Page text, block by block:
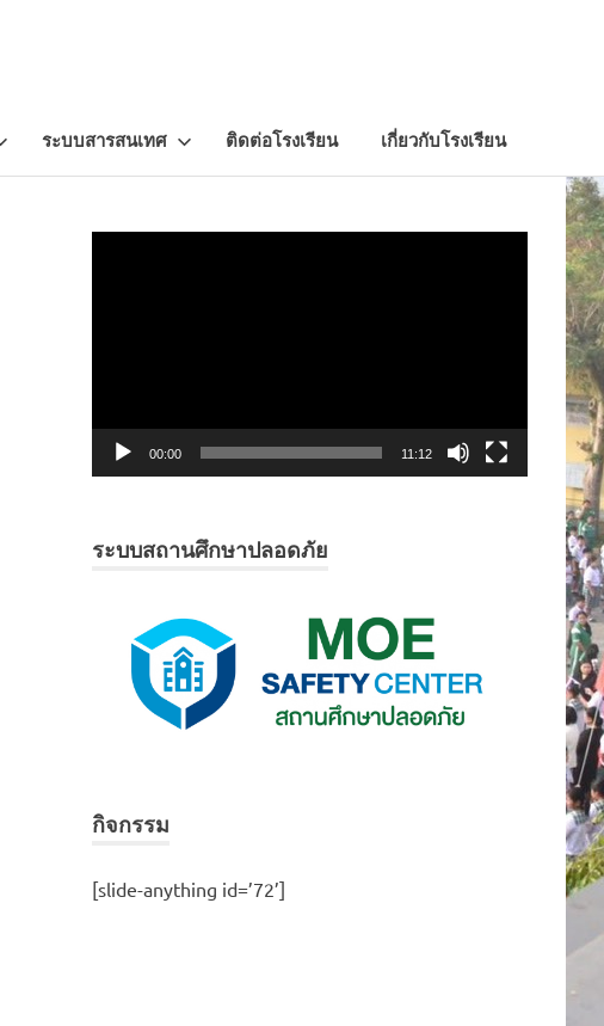
ระบบสารสนเทศ ติดต่อโรงเรียน เกี่ยวกับโรงเรียน
00:00 11:12
ระบบสถานศึกษาปลอดภัย
กิจกรรม
[slide-anything id=’72’]